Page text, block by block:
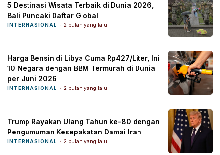
5 Destinasi Wisata Terbaik di Dunia 2026,
Bali Puncaki Daftar Global
INTERNASIONAL 2 bulan yang lalu
Harga Bensin di Libya Cuma Rp427/Liter, Ini
10 Negara dengan BBM Termurah di Dunia
per Juni 2026
INTERNASIONAL 2 bulan yang lalu
Trump Rayakan Ulang Tahun ke-80 dengan
Pengumuman Kesepakatan Damai Iran
INTERNASIONAL 2 bulan yang lalu